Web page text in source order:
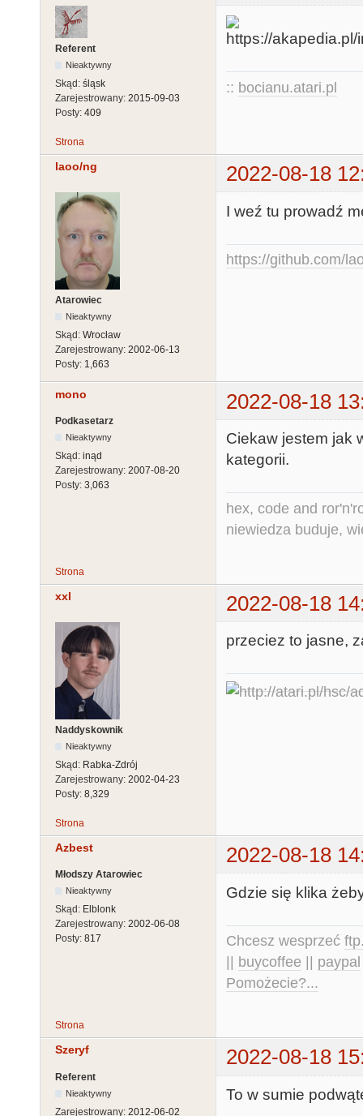
Referent
Nieaktywny
Skąd: śląsk
Zarejestrowany: 2015-09-03
Posty: 409
:: bocianu.atari.pl
Strona
laoo/ng 2022-08-18
Atarowiec
Nieaktywny
Skąd: Wrocław
Zarejestrowany: 2002-06-13
Posty: 1,663
I weź tu prowadź
https://github.com/
mono 2022-08-18
Podkasetarz
Nieaktywny
Skąd: inąd
Zarejestrowany: 2007-08-20
Posty: 3,063
Ciekaw jestem jak
kategorii.
hex, code and
niewiedza buduje,
Strona
xxl 2022-08-18
Naddyskownik
Nieaktywny
Skąd: Rabka-Zdrój
Zarejestrowany: 2002-04-23
Posty: 8,329
przeciez to jasne,
Strona
Azbest 2022-08-18
Młodszy Atarowiec
Nieaktywny
Skąd: Elblonk
Zarejestrowany: 2002-06-08
Posty: 817
Gdzie się klika
Chcesz wesprzeć
buycoffee paypal
Pomożecie?...
Strona
Szeryf 2022-08-18
Referent
Nieaktywny
Zarejestrowany: 2012-06-02
To w sumie